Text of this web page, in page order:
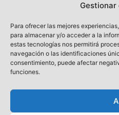
Para ofrecer las mejores
para almacenar y/o acceder a la
estas tecnologías nos permitirá
navegación o las identificaciones
consentimiento, puede afectar
funciones.